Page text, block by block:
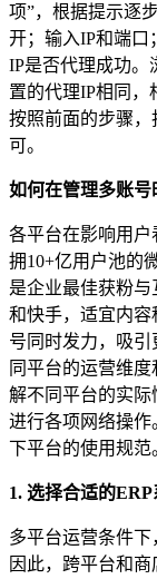
项”，根据提示逐
开；输入IP和端口
IP是否代理成功。
置的代理IP相同，
按照前面的步骤，
可。
如何在管理多账号
各平台在影响用
拥10+亿用户池的
是企业最佳获粉
和快手，适宜内
号同时发力，吸
同平台的运营维
解不同平台的实际
进行各项网络操
下平台的使用规范
1. 选择合适的
多平台运营条件下
因此，跨平台和